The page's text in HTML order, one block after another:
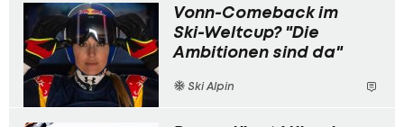
Vonn-Comeback im
Ski-Weltcup? "Die
Ambitionen sind da"
Ski Alpin